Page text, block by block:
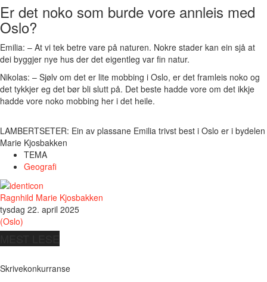
Er det noko som burde vore annleis med
Oslo?
Emilia: – At vi tek betre vare på naturen. Nokre stader kan ein sjå at
dei byggjer nye hus der det eigentleg var fin natur.
Nikolas: – Sjølv om det er lite mobbing i Oslo, er det framleis noko og
det tykkjer eg det bør bli slutt på. Det beste hadde vore om det ikkje
hadde vore noko mobbing her i det heile.
LAMBERTSETER: Ein av plassane Emilia trivst best i Oslo er i
Marie Kjosbakken
TEMA
Geografi
Ragnhild Marie Kjosbakken
tysdag 22. april 2025
(Oslo)
Skrivekonkurranse